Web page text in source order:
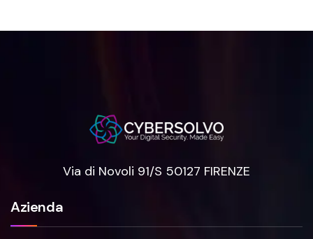
Via di Novoli 91/S 50127 FIRENZE
Azienda